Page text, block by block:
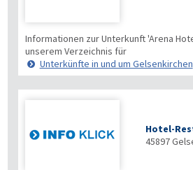
Informationen zur Unterkunft 'Arena
unserem Verzeichnis für
Unterkünfte in und um Gelsenkirchen
Hotel-
45897